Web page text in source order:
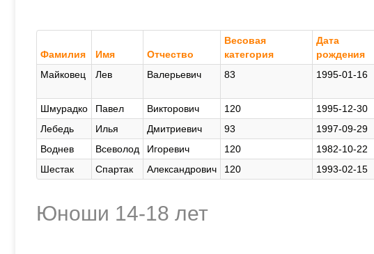
Фамилия Имя Отчество
Весовая
категория
Дата
рождения
Майковец
Лев Валерьевич 83 1995-01-16
Шмурадко
Павел Викторович 120 1995-12-30
Лебедь
Илья Дмитриевич 93 1997-09-29
Воднев
Всеволод Игоревич 120 1982-10-22
Шестак
Спартак Александрович 120 1993-02-15
Юноши 14-18 лет